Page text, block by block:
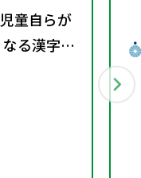
童自らが
る漢字指